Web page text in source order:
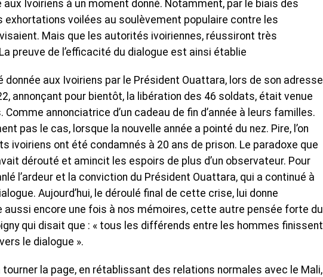
Ivoiriens à un moment donné. Notamment, par le biais des
exhortations voilées au soulèvement populaire contre les
Mais que les autorités ivoiriennes, réussiront très
preuve de l’efficacité du dialogue est ainsi établie
donnée aux Ivoiriens par le Président Ouattara, lors de son adresse
annonçant pour bientôt, la libération des 46 soldats, était venue
annonciatrice d’un cadeau de fin d’année à leurs familles.
pas le cas, lorsque la nouvelle année a pointé du nez. Pire, l’on
ivoiriens ont été condamnés à 20 ans de prison. Le paradoxe que
dérouté et amincit les espoirs de plus d’un observateur. Pour
l’ardeur et la conviction du Président Ouattara, qui a continué à
Aujourd’hui, le déroulé final de cette crise, lui donne
aussi encore une fois à nos mémoires, cette autre pensée forte du
qui disait que : « tous les différends entre les hommes finissent
le dialogue ».
tourner la page, en rétablissant des relations normales avec le Mali,